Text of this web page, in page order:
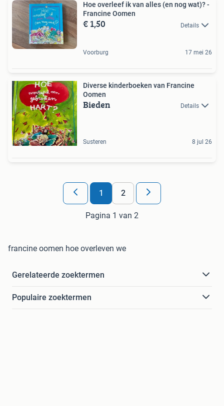
Hoe overleef ik van alles (en nog wat)? -
Francine Oomen
€ 1,50 Details
Voorburg 17 mei 26
Diverse kinderboeken van Francine
Oomen
Bieden Details
Susteren 8 jul 26
1 2
Pagina 1 van 2
francine oomen hoe overleven we
Gerelateerde zoektermen
Populaire zoektermen